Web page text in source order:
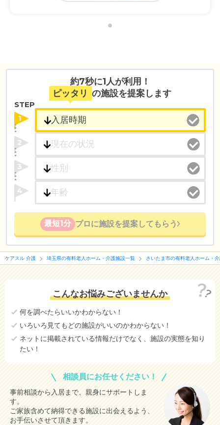
約7秒に1人が利用！
ピッタリ の施設を提案します
STEP
1
2
3
4
最短1分 プロに施設を提案してもらう
ケアスル 介護 埼玉県の有料老人ホーム・介護施設一覧 さいたま市の有料老人ホーム・
こんなお悩みございませんか
何を調べたらいいかわからない！
いろいろ見てもどの施設がいいのかわからない！
ネットに掲載されている情報だけでなく、施設の実態を知り
たい！
相談員にお任せください！
事前相談から入居まで、親身にサポートしま
す。
ご家族含めて納得できる施設に出会えるよう、
お手伝いさせて頂きます。